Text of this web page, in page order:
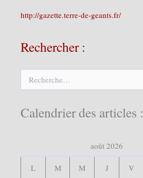
http://gazette.terre-de-geants.fr/
Rechercher :
e
e
Calendrier des articles :
août 2026
L M M J V